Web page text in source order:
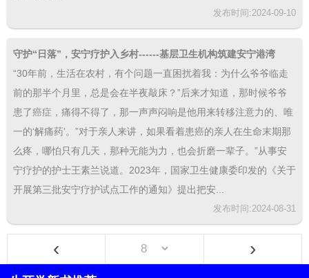
发布时间:2024-09-10
守护“日落”，安宁疗护入乡村------基层卫生机构筑建安宁港湾
“30年前，生活在农村，有个问题一直困扰着我：为什么爷爷临走
前的那半个月里，总是会在半夜敲床？”后来才知道，那时候爷爷
患了癌症，痛得不得了，那一声声闷响是他用来转移注意力的、唯
一的‘解痛药’。”对于亲人来讲，如果看着患癌的亲人在生命末期那
么疼，哪怕只有几天，那种无能为力，也会折磨一辈子。”从事安
宁疗护的护士王素兰说道。2023年，国家卫生健康委印发的《关于
开展第三批安宁疗护试点工作的通知》提出把安...
发布时间:2024-08-31
‹ ›